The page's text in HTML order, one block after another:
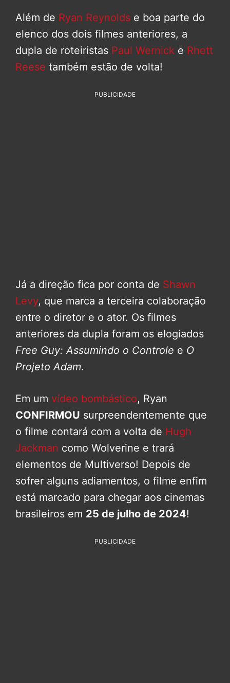
Além de Ryan Reynolds e boa parte do
elenco dos dois filmes anteriores, a
dupla de roteiristas Paul Wernick e Rhett
Reese também estão de volta!
PUBLICIDADE
Já a direção fica por conta de Shawn
Levy, que marca a terceira colaboração
entre o diretor e o ator. Os filmes
anteriores da dupla foram os elogiados
Free Guy: Assumindo o Controle e O
Projeto Adam.
Em um vídeo bombástico, Ryan
CONFIRMOU surpreendentemente que
o filme contará com a volta de Hugh
Jackman como Wolverine e trará
elementos de Multiverso! Depois de
sofrer alguns adiamentos, o filme enfim
está marcado para chegar aos cinemas
brasileiros em 25 de julho de 2024!
PUBLICIDADE